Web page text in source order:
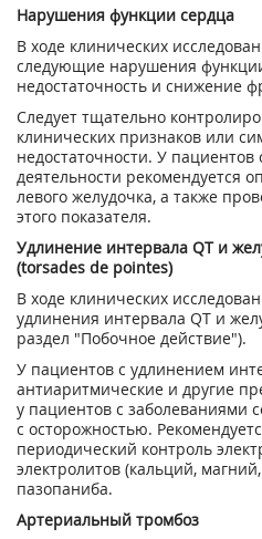
Нарушения функции сердца
В ходе клинических
следующие нарушения
недостаточность и снижение
Следует тщательно
клинических признаков или
недостаточности. У
деятельности рекомендуется
левого желудочка, а также
этого показателя.
Удлинение интервала QT и
(torsades de pointes)
В ходе клинических
удлинения интервала QT и
раздел "Побочное действие").
У пациентов с удлинением
антиаритмические и другие
у пациентов с заболеваниями
с осторожностью.
периодический контроль
электролитов (кальций,
пазопаниба.
Артериальный тромбоз